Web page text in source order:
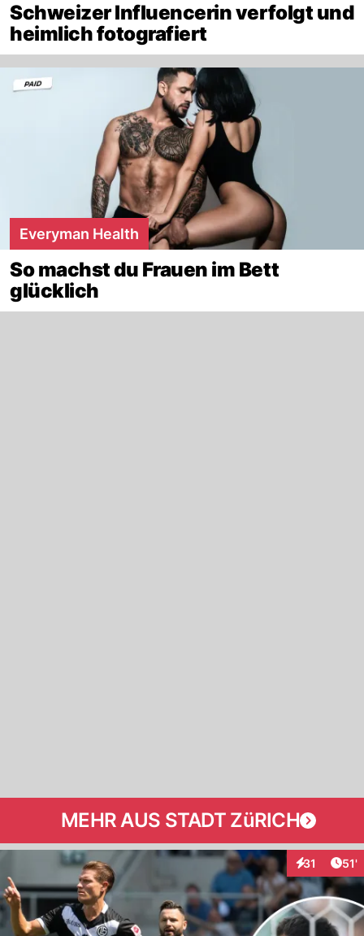
Schweizer Influencerin verfolgt und
heimlich fotografiert
Everyman Health
So machst du Frauen im Bett
glücklich
MEHR AUS STADT ZüRICH
31
Interaktionen
51'